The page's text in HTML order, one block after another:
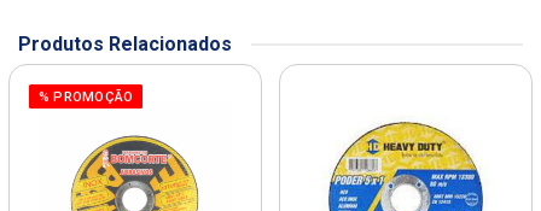
Produtos Relacionados
% PROMOÇÃO